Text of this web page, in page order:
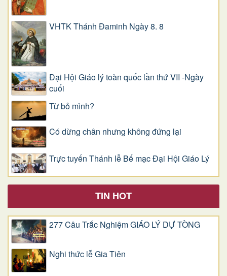
VHTK Thánh Đaminh Ngày 8. 8
Đại Hội Giáo lý toàn quốc lần thứ VII -Ngày
cuối
Từ bỏ mình?
Có dừng chân nhưng không đứng lại
Trực tuyến Thánh lễ Bế mạc Đại Hội Giáo Lý
TIN HOT
277 Câu Trắc Nghiệm GIÁO LÝ DỰ TÒNG
Nghi thức lễ Gia Tiên